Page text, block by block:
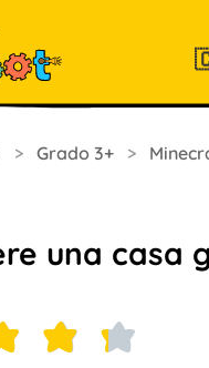
> Grado 3+ >
una casa